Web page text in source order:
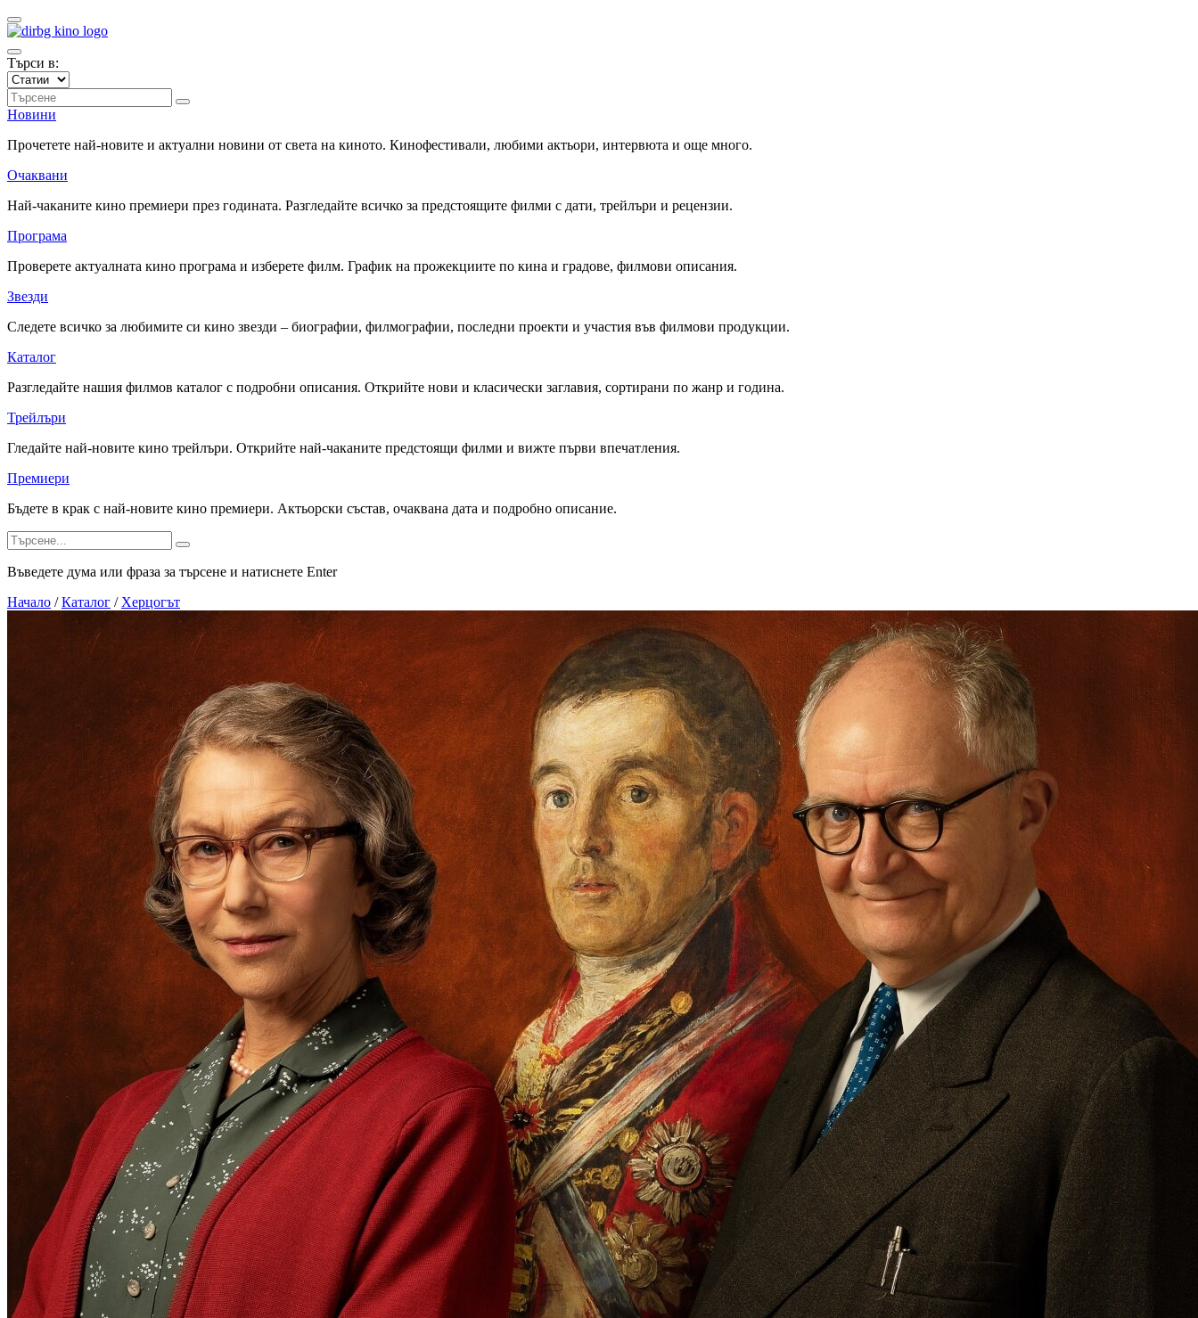
Търси в:
Новини
Прочетете най-новите и актуални новини от света на киното. Кинофестивали, любими актьори, интервюта и още много.
Очаквани
Най-чаканите кино премиери през годината. Разгледайте всичко за предстоящите филми с дати, трейлъри и рецензии.
Програма
Проверете актуалната кино програма и изберете филм. График на прожекциите по кина и градове, филмови описания.
Звезди
Следете всичко за любимите си кино звезди – биографии, филмографии, последни проекти и участия във филмови продукции.
Каталог
Разгледайте нашия филмов каталог с подробни описания. Открийте нови и класически заглавия, сортирани по жанр и година.
Трейлъри
Гледайте най-новите кино трейлъри. Открийте най-чаканите предстоящи филми и вижте първи впечатления.
Премиери
Бъдете в крак с най-новите кино премиери. Актьорски състав, очаквана дата и подробно описание.
Въведете дума или фраза за търсене и натиснете Enter
Начало / Каталог / Херцогът